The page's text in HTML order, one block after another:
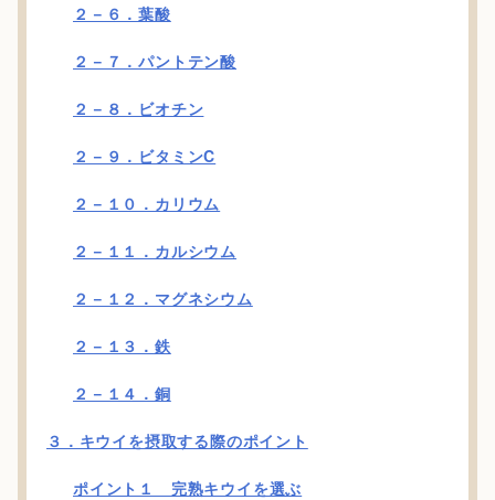
２－６．葉酸
２－７．パントテン酸
２－８．ビオチン
２－９．ビタミンC
２－１０．カリウム
２－１１．カルシウム
２－１２．マグネシウム
２－１３．鉄
２－１４．銅
３．キウイを摂取する際のポイント
ポイント１ 完熟キウイを選ぶ